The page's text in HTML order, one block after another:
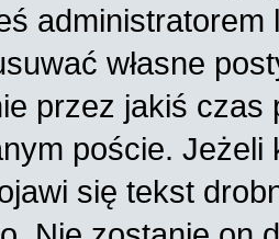
własne
przez jakiś
poście. Jeżeli
się tekst